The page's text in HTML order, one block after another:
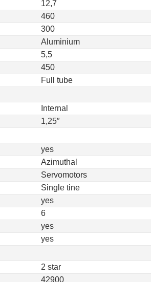
12,7
460
300
Aluminium
5,5
450
Full tube
Internal
1,25″
yes
Azimuthal
Servomotors
Single tine
yes
6
yes
yes
2 star
42900